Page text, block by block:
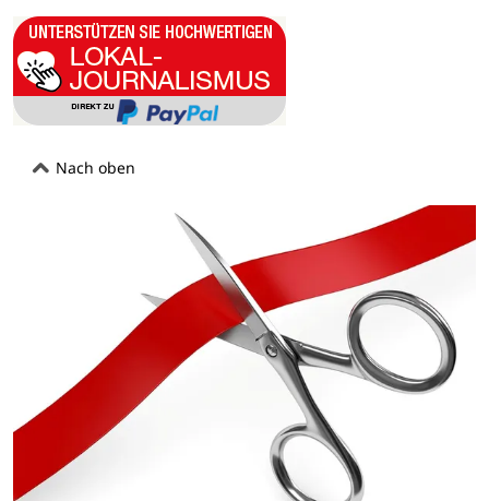
Nach oben